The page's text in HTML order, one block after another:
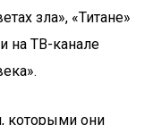
зла», «Титане»
на ТВ-канале
которыми они